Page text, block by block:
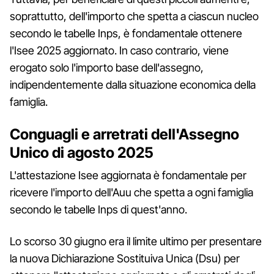
soprattutto, dell'importo che spetta a ciascun nucleo
secondo le tabelle Inps, è fondamentale ottenere
l'Isee 2025 aggiornato. In caso contrario, viene
erogato solo l'importo base dell'assegno,
indipendentemente dalla situazione economica della
famiglia.
Conguagli e arretrati dell'Assegno
Unico di agosto 2025
L'attestazione Isee aggiornata è fondamentale per
ricevere l'importo dell'Auu che spetta a ogni famiglia
secondo le tabelle Inps di quest'anno.
Lo scorso 30 giugno era il limite ultimo per presentare
la nuova Dichiarazione Sostituiva Unica (Dsu) per